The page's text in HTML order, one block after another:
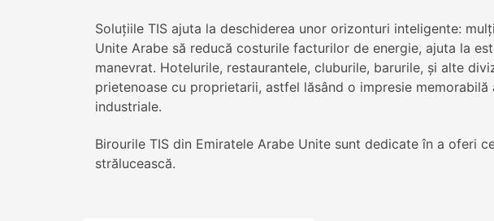
Soluţiile TIS ajuta la deschiderea unor orizonturi inteligente:
Unite Arabe să reducă costurile facturilor de energie, ajuta la
manevrat. Hotelurile, restaurantele, cluburile, barurile, şi alte
prietenoase cu proprietarii, astfel lăsând o impresie
industriale.
Birourile TIS din Emiratele Arabe Unite sunt dedicate în a oferi
strălucească.